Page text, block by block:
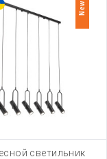
New
светильник